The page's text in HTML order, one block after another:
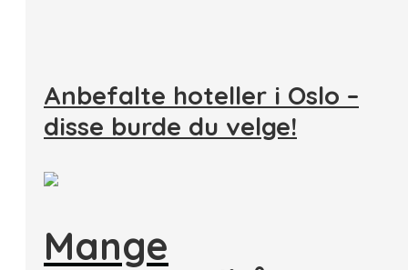
Anbefalte hoteller i Oslo –
disse burde du velge!
Mange